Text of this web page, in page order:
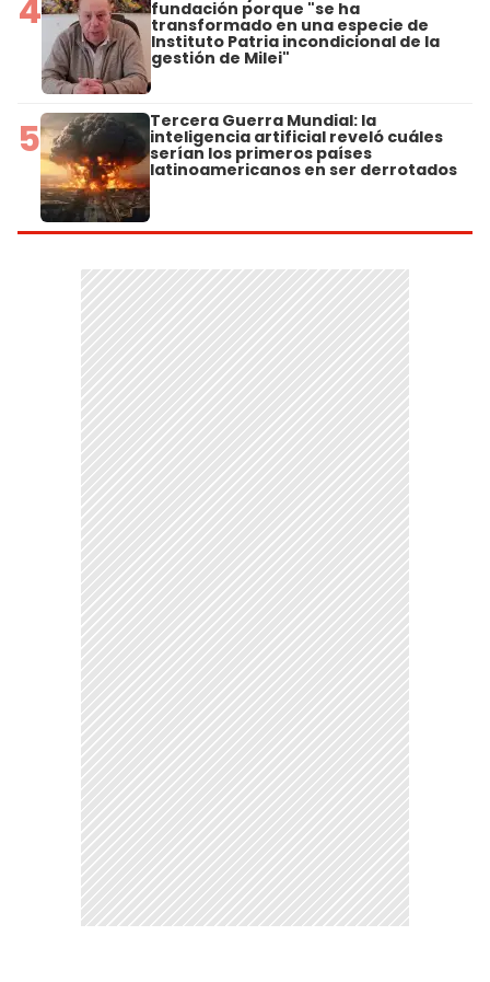
4 fundación porque "se ha
transformado en una especie de
Instituto Patria incondicional de la
gestión de Milei"
5 Tercera Guerra Mundial: la
inteligencia artificial reveló cuáles
serían los primeros países
latinoamericanos en ser derrotados